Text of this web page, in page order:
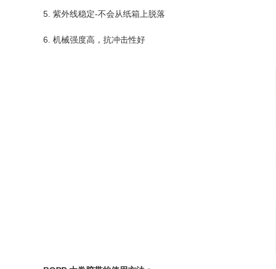
5. 紫外线稳定-不会从纸箱上脱落
6. 机械强度高，抗冲击性好